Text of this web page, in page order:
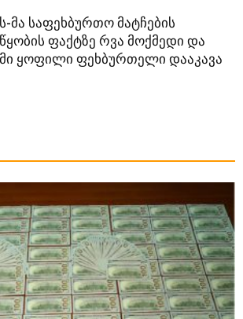
მა საფეხბურთო მატჩების
ფაქტზე რვა მოქმედი და
ყოფილი ფეხბურთელი დააკავა